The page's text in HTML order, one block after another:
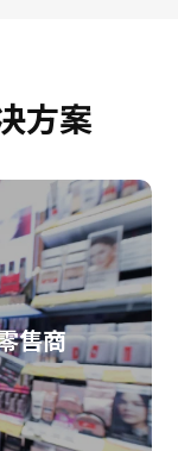
方案
售商